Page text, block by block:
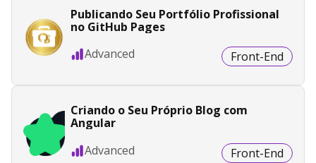
Publicando Seu Portfólio Profissional
no GitHub Pages
Advanced
Front-End
Criando o Seu Próprio Blog com
Angular
Advanced
Front-End